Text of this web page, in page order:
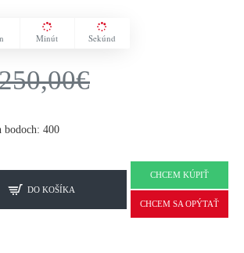
Minút Sekúnd
bodoch: 400
DO KOŠÍKA
CHCEM KÚPIŤ
CHCEM SA OPÝTAŤ